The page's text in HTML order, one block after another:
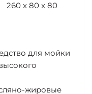
260 x 80 x 80
для мойки
жировые